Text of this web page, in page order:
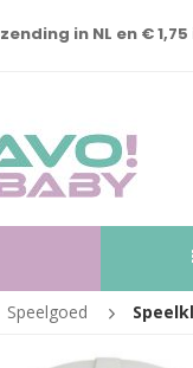
in NL en € 1,75
Speelgoed